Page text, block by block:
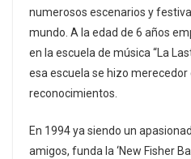
numerosos escenarios y
mundo. A la edad de 6 años
en la escuela de música “La
esa escuela se hizo merecedor
reconocimientos.
En 1994 ya siendo un
amigos, funda la ‘New Fisher